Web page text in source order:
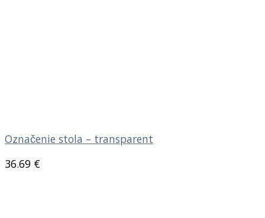
Označenie stola – transparent
36.69 €